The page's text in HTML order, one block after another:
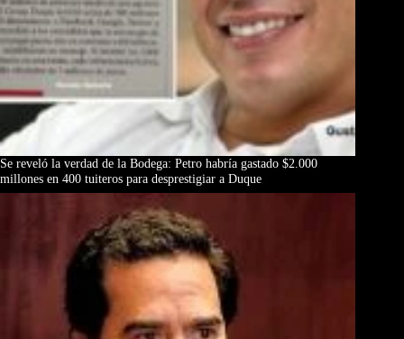
Se reveló la verdad de la Bodega: Petro habría gastado $2.000
millones en 400 tuiteros para desprestigiar a Duque